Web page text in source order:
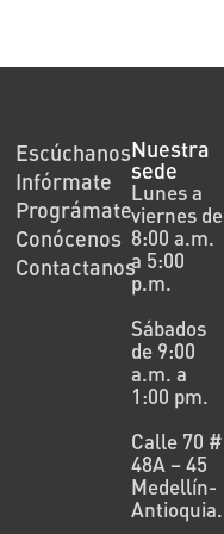
Escúchanos
Infórmate
Prográmate
Conócenos
Contactanos
Nuestra
sede
Lunes a
viernes de
8:00 a.m.
a 5:00
p.m.
Sábados
de 9:00
a.m. a
1:00 pm.
Calle 70 #
48A – 45
Medellín-
Antioquia.